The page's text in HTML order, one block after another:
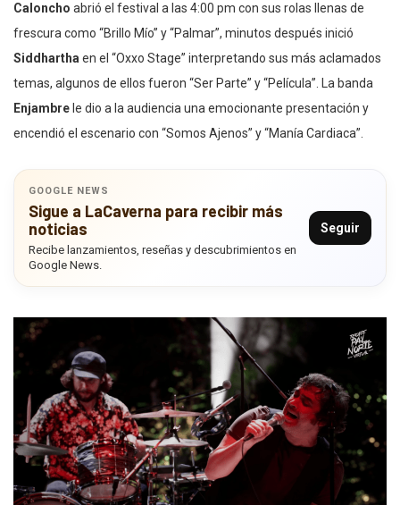
Caloncho abrió el festival a las 4:00 pm con sus rolas llenas de
frescura como “Brillo Mío” y “Palmar”, minutos después inició
Siddhartha en el “Oxxo Stage” interpretando sus más aclamados
temas, algunos de ellos fueron “Ser Parte” y “Película”. La banda
Enjambre le dio a la audiencia una emocionante presentación y
encendió el escenario con “Somos Ajenos” y “Manía Cardiaca”.
GOOGLE NEWS
Sigue a LaCaverna para recibir más
noticias
Recibe lanzamientos, reseñas y descubrimientos en
Google News.
Seguir